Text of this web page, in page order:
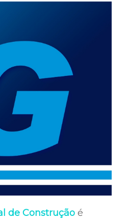
de Construçãoé